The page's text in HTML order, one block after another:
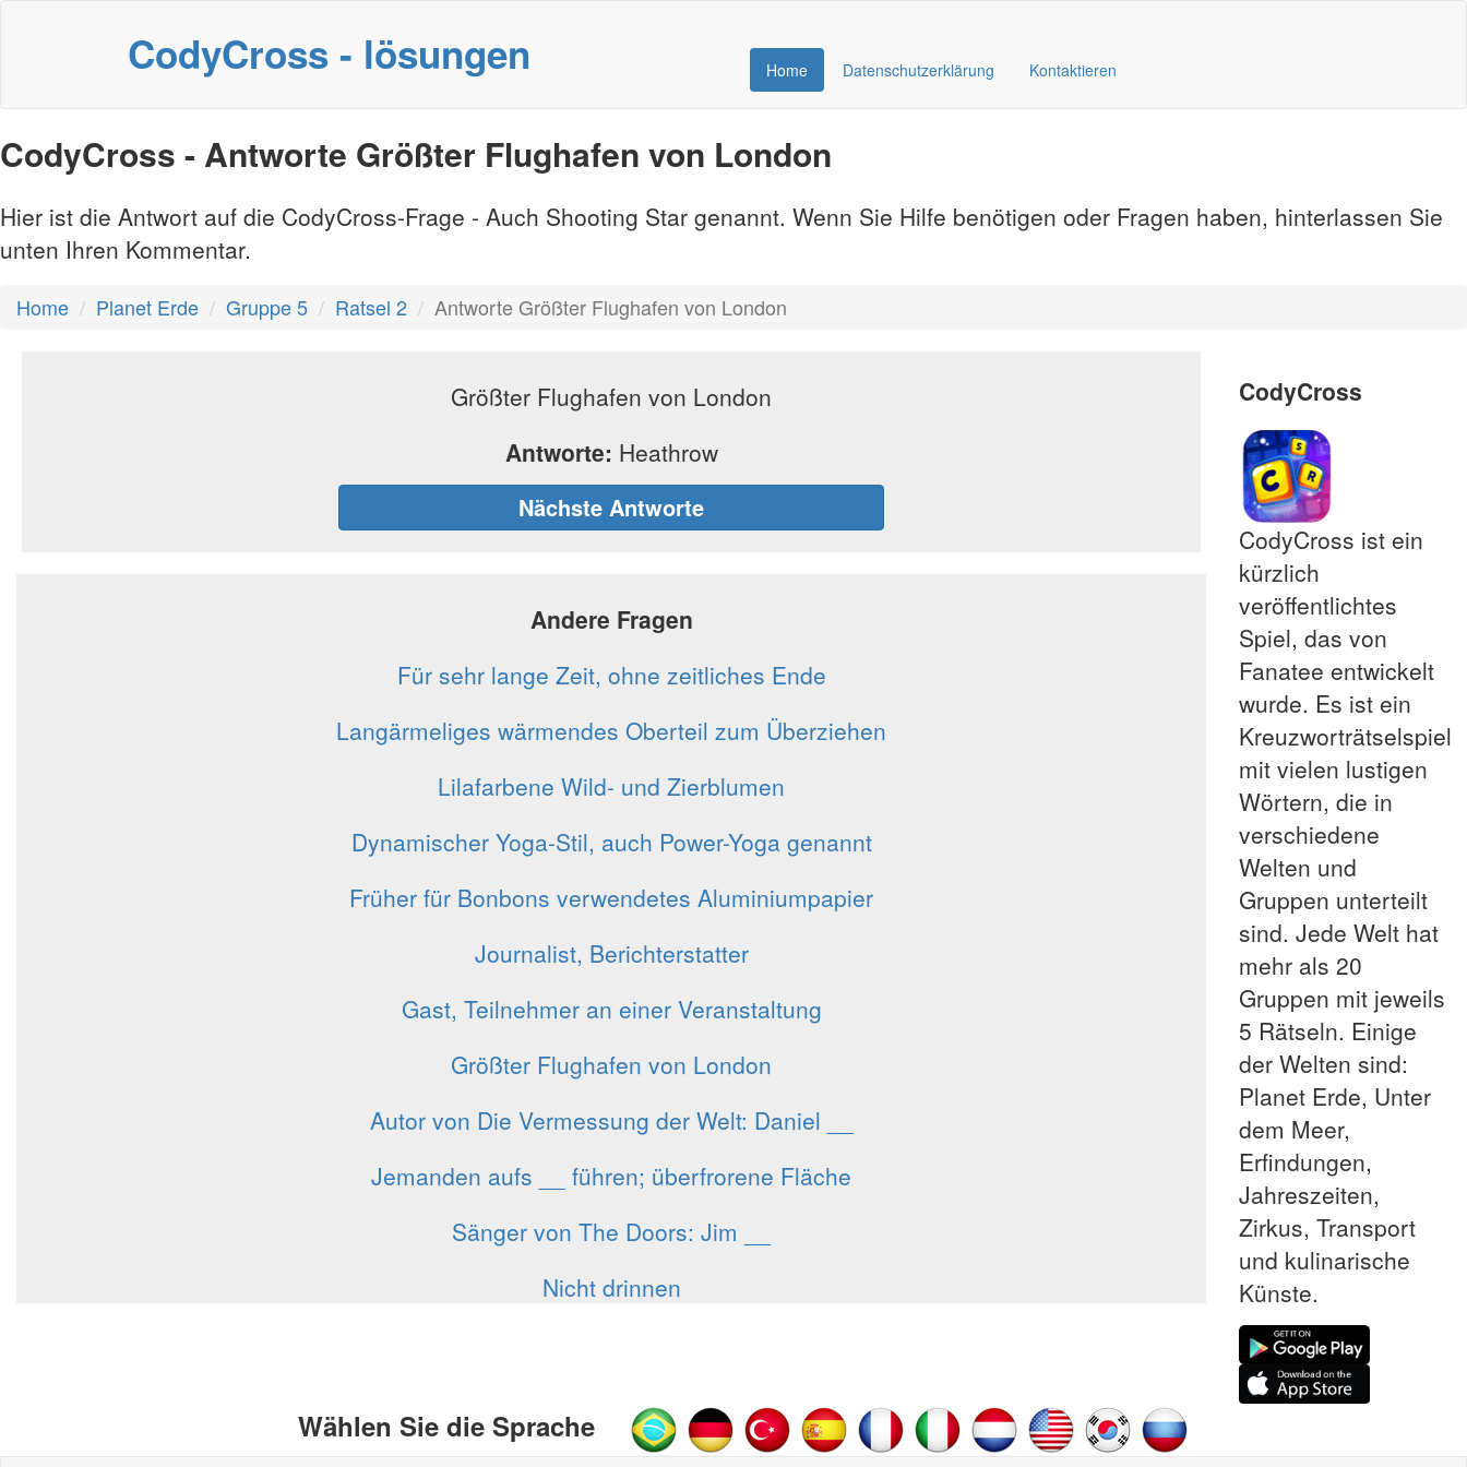
CodyCross - lösungen Home Datenschutzerklärung Kontaktieren
CodyCross - Antworte Größter Flughafen von London
Hier ist die Antwort auf die CodyCross-Frage - Auch Shooting Star genannt. Wenn Sie Hilfe benötigen oder Fragen haben, hinterlassen Sie
unten Ihren Kommentar.
Home Planet Erde Gruppe 5 Ratsel 2 Antworte Größter Flughafen von London
Größter Flughafen von London
Antworte: Heathrow
Nächste Antworte
Andere Fragen
Für sehr lange Zeit, ohne zeitliches Ende
Langärmeliges wärmendes Oberteil zum Überziehen
Lilafarbene Wild- und Zierblumen
Dynamischer Yoga-Stil, auch Power-Yoga genannt
Früher für Bonbons verwendetes Aluminiumpapier
Journalist, Berichterstatter
Gast, Teilnehmer an einer Veranstaltung
Größter Flughafen von London
Autor von Die Vermessung der Welt: Daniel __
Jemanden aufs __ führen; überfrorene Fläche
Sänger von The Doors: Jim __
Nicht drinnen
CodyCross
CodyCross ist ein
kürzlich
veröffentlichtes
Spiel, das von
Fanatee entwickelt
wurde. Es ist ein
Kreuzworträtselspiel
mit vielen lustigen
Wörtern, die in
verschiedene
Welten und
Gruppen unterteilt
sind. Jede Welt hat
mehr als 20
Gruppen mit jeweils
5 Rätseln. Einige
der Welten sind:
Planet Erde, Unter
dem Meer,
Erfindungen,
Jahreszeiten,
Zirkus, Transport
und kulinarische
Künste.
Wählen Sie die Sprache